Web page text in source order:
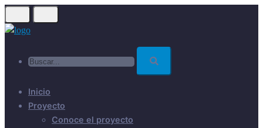
Skip
to
Inicio
Proyecto
Conoce el proyecto